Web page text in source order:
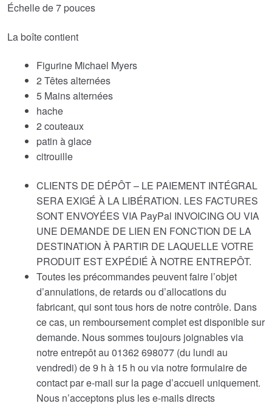
Échelle de 7 pouces
La boîte contient
Figurine Michael Myers
2 Têtes alternées
5 Mains alternées
hache
2 couteaux
patin à glace
citrouille
CLIENTS DE DÉPÔT – LE PAIEMENT INTÉGRAL
SERA EXIGÉ À LA LIBÉRATION. LES FACTURES
SONT ENVOYÉES VIA PayPal INVOICING OU VIA
UNE DEMANDE DE LIEN EN FONCTION DE LA
DESTINATION À PARTIR DE LAQUELLE VOTRE
PRODUIT EST EXPÉDIÉ À NOTRE ENTREPÔT.
Toutes les précommandes peuvent faire l’objet
d’annulations, de retards ou d’allocations du
fabricant, qui sont tous hors de notre contrôle. Dans
ce cas, un remboursement complet est disponible sur
demande. Nous sommes toujours joignables via
notre entrepôt au 01362 698077 (du lundi au
vendredi) de 9 h à 15 h ou via notre formulaire de
contact par e-mail sur la page d’accueil uniquement.
Nous n’acceptons plus les e-mails directs